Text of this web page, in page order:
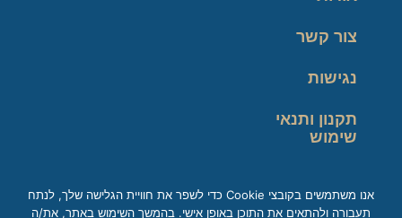
צור קשר
נגישות
תקנון ותנאי
שימוש
אנו משתמשים בקובצי Cookie כדי לשפר את חוויית הגלישה שלך, לנתח
תעבורה ולהתאים את התוכן באופן אישי. בהמשך השימוש באתר, את/ה